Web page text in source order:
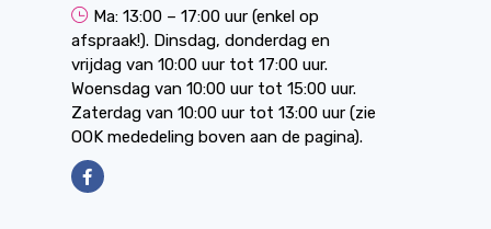
Ma: 13:00 – 17:00 uur (enkel op
afspraak!). Dinsdag, donderdag en
vrijdag van 10:00 uur tot 17:00 uur.
Woensdag van 10:00 uur tot 15:00 uur.
Zaterdag van 10:00 uur tot 13:00 uur (zie
OOK mededeling boven aan de pagina).